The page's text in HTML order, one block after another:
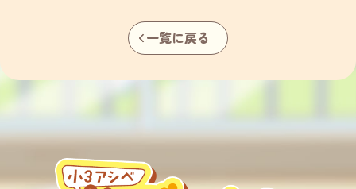
一覧に戻る